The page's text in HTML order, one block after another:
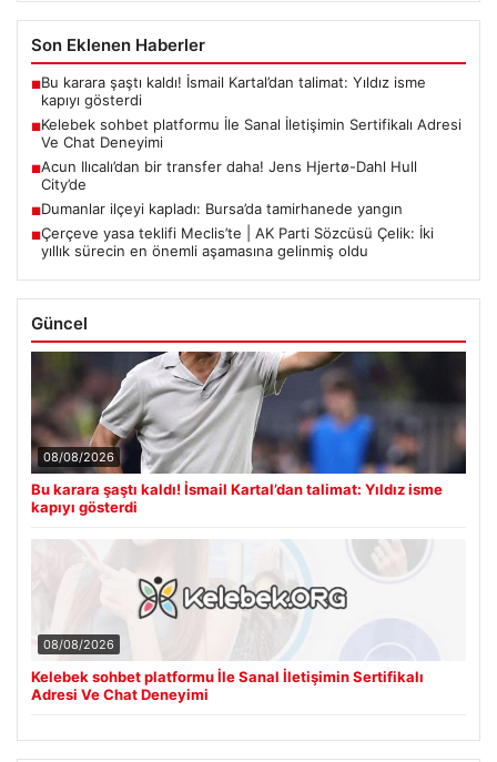
Son Eklenen Haberler
■Bu karara şaştı kaldı! İsmail Kartal’dan talimat: Yıldız isme
kapıyı gösterdi
■Kelebek sohbet platformu İle Sanal İletişimin Sertifikalı Adresi
Ve Chat Deneyimi
■Acun Ilıcalı’dan bir transfer daha! Jens Hjertø-Dahl Hull
City’de
■Dumanlar ilçeyi kapladı: Bursa’da tamirhanede yangın
■Çerçeve yasa teklifi Meclis’te | AK Parti Sözcüsü Çelik: İki
yıllık sürecin en önemli aşamasına gelinmiş oldu
Güncel
08/08/2026
Bu karara şaştı kaldı! İsmail Kartal’dan talimat: Yıldız isme
kapıyı gösterdi
08/08/2026
Kelebek sohbet platformu İle Sanal İletişimin Sertifikalı
Adresi Ve Chat Deneyimi